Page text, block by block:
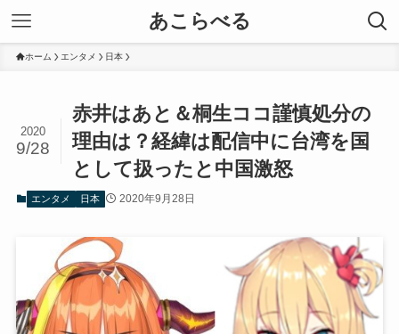
あこらべる
ホーム エンタメ 日本
赤井はあと＆桐生ココ謹慎処分の
理由は？経緯は配信中に台湾を国
として扱ったと中国激怒
2020
9/28
エンタメ 日本 2020年9月28日